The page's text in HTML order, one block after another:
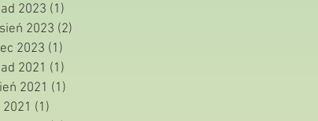
2023 (1)
2023 (2)
2023 (1)
2021 (1)
2021 (1)
(1)